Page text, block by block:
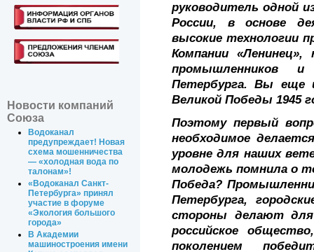
Новости компаний
Союза
Водоканал
предупреждает! Новая
схема мошенничества
— «холодная вода по
талонам»!
«Водоканал Санкт-
Петербурга» принял
участие в форуме
«Экология большого
города»
В Академии
машиностроения имени
руководитель одной
России, в основе
высокие технологии
Компании
про­мышленников и
Петербурга. Вы еще
Великой Победы 1945
Поэтому первый
необходимое
уровне для наших
молодежь помнила о
Победа?
Петербурга,
стороны делают
российское
поколением